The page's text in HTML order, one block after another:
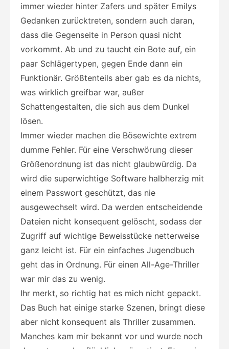
immer wieder hinter Zafers und später Emilys
Gedanken zurücktreten, sondern auch daran,
dass die Gegenseite in Person quasi nicht
vorkommt. Ab und zu taucht ein Bote auf, ein
paar Schlägertypen, gegen Ende dann ein
Funktionär. Größtenteils aber gab es da nichts,
was wirklich greifbar war, außer
Schattengestalten, die sich aus dem Dunkel
lösen.
Immer wieder machen die Bösewichte extrem
dumme Fehler. Für eine Verschwörung dieser
Größenordnung ist das nicht glaubwürdig. Da
wird die superwichtige Software halbherzig mit
einem Passwort geschützt, das nie
ausgewechselt wird. Da werden entscheidende
Dateien nicht konsequent gelöscht, sodass der
Zugriff auf wichtige Beweisstücke netterweise
ganz leicht ist. Für ein einfaches Jugendbuch
geht das in Ordnung. Für einen All-Age-Thriller
war mir das zu wenig.
Ihr merkt, so richtig hat es mich nicht gepackt.
Das Buch hat einige starke Szenen, bringt diese
aber nicht konsequent als Thriller zusammen.
Manches kam mir bekannt vor und wurde noch